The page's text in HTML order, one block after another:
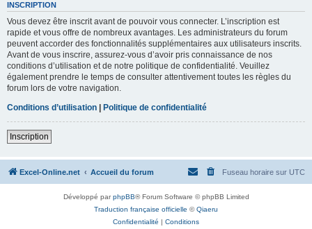
INSCRIPTION
Vous devez être inscrit avant de pouvoir vous connecter. L’inscription est
rapide et vous offre de nombreux avantages. Les administrateurs du forum
peuvent accorder des fonctionnalités supplémentaires aux utilisateurs inscrits.
Avant de vous inscrire, assurez-vous d’avoir pris connaissance de nos
conditions d’utilisation et de notre politique de confidentialité. Veuillez
également prendre le temps de consulter attentivement toutes les règles du
forum lors de votre navigation.
Conditions d’utilisation | Politique de confidentialité
Inscription
Excel-Online.net Accueil du forum Fuseau horaire sur UTC
Développé parphpBB® Forum Software © phpBB Limited
Traduction française officielle ©Qiaeru
Confidentialité | Conditions